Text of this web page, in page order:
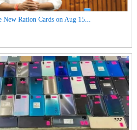
Ration Cards on Aug 15...